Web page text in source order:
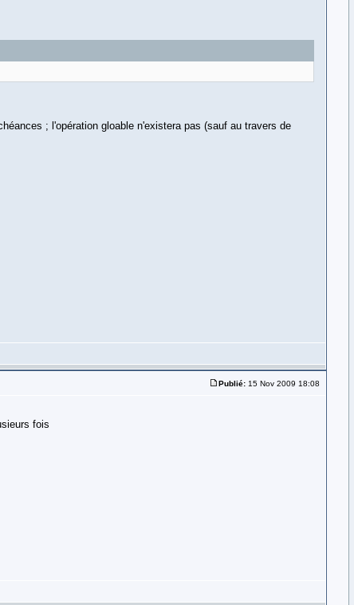
; l'opération gloable n'existera pas (sauf au travers de
Publié: 15 Nov 2009 18:08
fois